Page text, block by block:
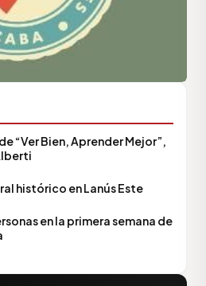
“Ver Bien, Aprender Mejor”,
histórico en Lanús Este
en la primera semana de